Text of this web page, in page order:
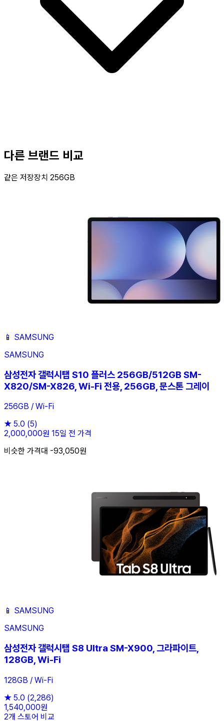
다른 브랜드 비교
같은 저장장치 256GB
📱 SAMSUNG
SAMSUNG
삼성전자 갤럭시탭 S10 플러스 256GB/512GB SM-
X820/SM-X826, Wi-Fi 전용, 256GB, 문스톤 그레이
256GB / Wi-Fi
★ 5.0 (5)
2,000,000원 15일 전 가격
비슷한 가격대 -93,050원
📱 SAMSUNG
SAMSUNG
삼성전자 갤럭시탭 S8 Ultra SM-X900, 그라파이트,
128GB, Wi-Fi
128GB / Wi-Fi
★ 5.0 (2,286)
1,540,000원
2개 스토어 비교